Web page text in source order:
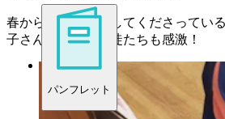
パンフレット
春からすべて参加してくださってい
子さんの成長に生徒たちも感激！